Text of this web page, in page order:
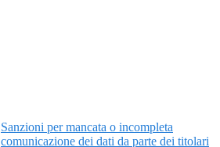
Sanzioni per mancata o incompleta
comunicazione dei dati da parte dei titolari